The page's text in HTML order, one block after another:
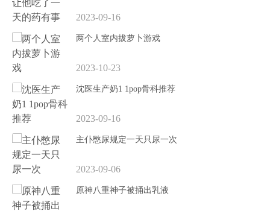
2023-09-16
两个人室内拔萝卜游戏
2023-10-23
沈医生产奶1 1pop骨科推荐
2023-09-16
主仆憋尿规定一天只尿一次
2023-09-06
原神八重神子被捅出乳液